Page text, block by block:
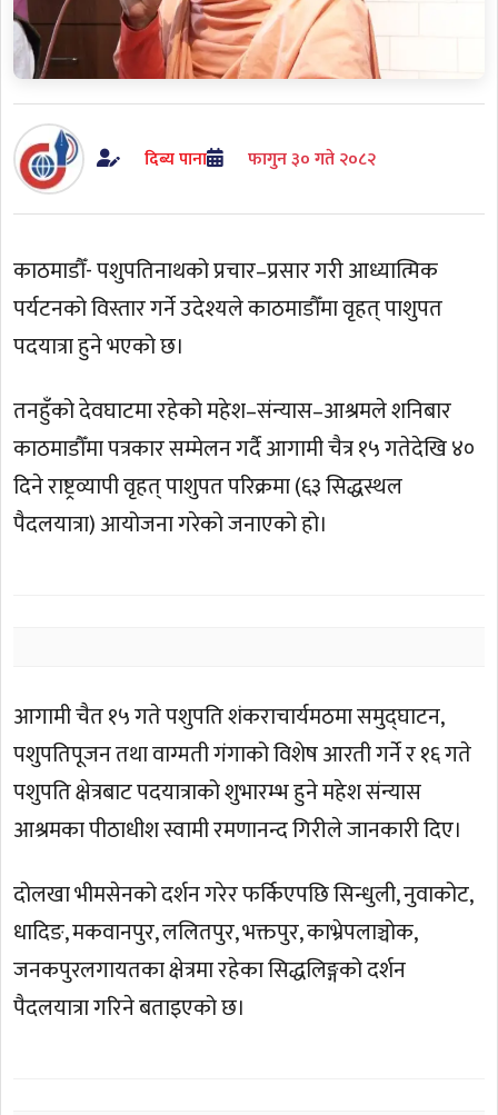
दिब्य पाना फागुन ३० गते २०८२
काठमाडौँ- पशुपतिनाथको प्रचार–प्रसार गरी आध्यात्मिक
पर्यटनको विस्तार गर्ने उदेश्यले काठमाडौँमा वृहत् पाशुपत
पदयात्रा हुने भएको छ।
तनहुँको देवघाटमा रहेको महेश–संन्यास–आश्रमले शनिबार
काठमाडौँमा पत्रकार सम्मेलन गर्दै आगामी चैत्र १५ गतेदेखि ४०
दिने राष्ट्रव्यापी वृहत् पाशुपत परिक्रमा (६३ सिद्धस्थल
पैदलयात्रा) आयोजना गरेको जनाएको हो।
आगामी चैत १५ गते पशुपति शंकराचार्यमठमा समुद्घाटन,
पशुपतिपूजन तथा वाग्मती गंगाको विशेष आरती गर्ने र १६ गते
पशुपति क्षेत्रबाट पदयात्राको शुभारम्भ हुने महेश संन्यास
आश्रमका पीठाधीश स्वामी रमणानन्द गिरीले जानकारी दिए।
दोलखा भीमसेनको दर्शन गरेर फर्किएपछि सिन्धुली, नुवाकोट,
धादिङ, मकवानपुर, ललितपुर, भक्तपुर, काभ्रेपलाञ्चोक,
जनकपुरलगायतका क्षेत्रमा रहेका सिद्धलिङ्गको दर्शन
पैदलयात्रा गरिने बताइएको छ।